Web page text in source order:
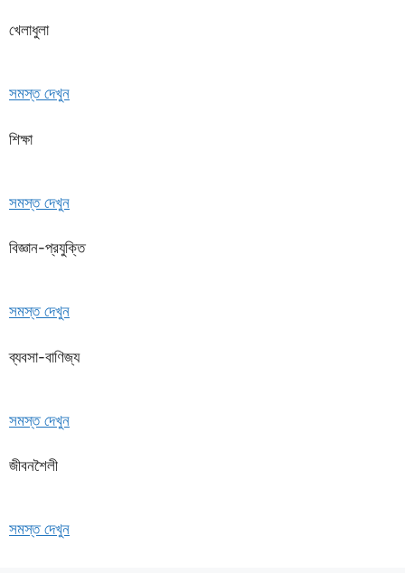
খেলাধুলা
সমস্ত দেখুন
শিক্ষা
সমস্ত দেখুন
বিজ্ঞান-প্রযুক্তি
সমস্ত দেখুন
ব্যবসা-বাণিজ্য
সমস্ত দেখুন
জীবনশৈলী
সমস্ত দেখুন